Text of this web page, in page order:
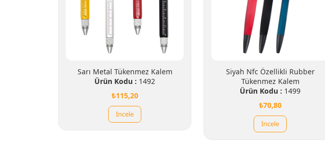
Sarı Metal Tükenmez Kalem
Ürün Kodu : 1492
₺115,20
İncele
Siyah Nfc Özellikli Rubber
Tükenmez Kalem
Ürün Kodu : 1499
₺70,80
İncele